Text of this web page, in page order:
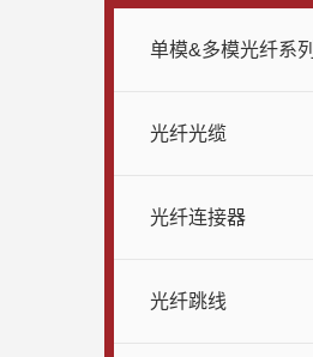
单模&多模光纤系列
光纤光缆
光纤连接器
光纤跳线